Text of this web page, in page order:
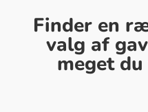
Finder en
valg af
meget